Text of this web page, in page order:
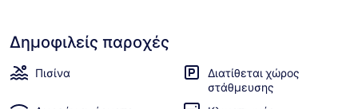
Δημοφιλείς παροχές
Πισίνα
Διατίθεται χώρος
στάθμευσης